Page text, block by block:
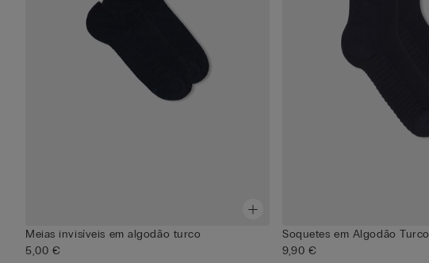
Meias invisíveis em algodão turco
5,00 €
Soquetes em Algodão Turco
9,90 €